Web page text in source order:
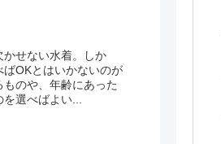
せない水着。しか
ばOKとはいかないのが
のや、年齢にあった
選べばよい...